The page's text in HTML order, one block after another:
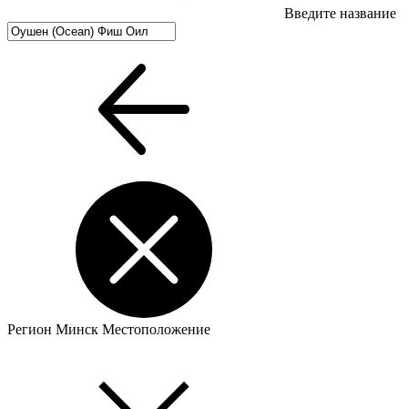
Введите название
Регион Минск Местоположение